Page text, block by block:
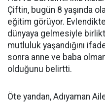
Çiftin, bugün 8 yaşında
eğitim görüyor.
dünyaya gelmesiyle
mutluluk yaşandığını
sonra anne ve baba
olduğunu belirtti.
Öte yandan, Adıyaman